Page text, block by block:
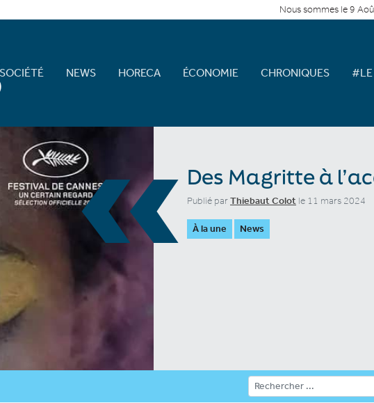
Nous sommes le 9
SOCIÉTÉ NEWS HORECA ÉCONOMIE CHRONIQUES #LE
«Des Magritte à
Publié parThiebaut Colot le 11 mars 2024
À la une News